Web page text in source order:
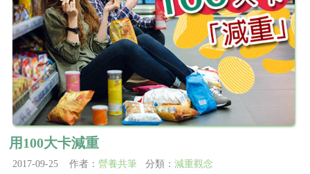
用100大卡減重
2017-09-25 作者： 營養共筆 分類： 減重觀念